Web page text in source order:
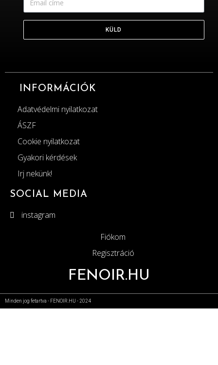
KÜLD
INFORMÁCIÓK
Adatvédelmi nyilatkozat
ÁSZF
Cookie nyilatkozat
Gyakori kérdések
Irj nekünk!
SOCIAL MEDIA
instagram
Fiókom
Regisztráció
FENOIR.HU
Minden jog fetartva - FENOIR.HU - 2024